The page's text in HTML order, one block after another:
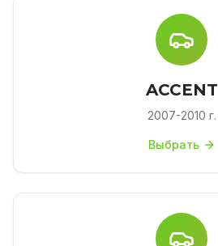
ACCENT
2007-2010 г.
Выбрать